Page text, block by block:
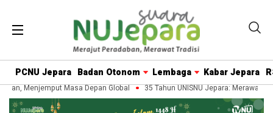
PCNU Jepara Badan Otonom Lembaga Kabar Jepara
Menjemput Masa Depan Global 35 Tahun UNISNU Jepara: Merawat